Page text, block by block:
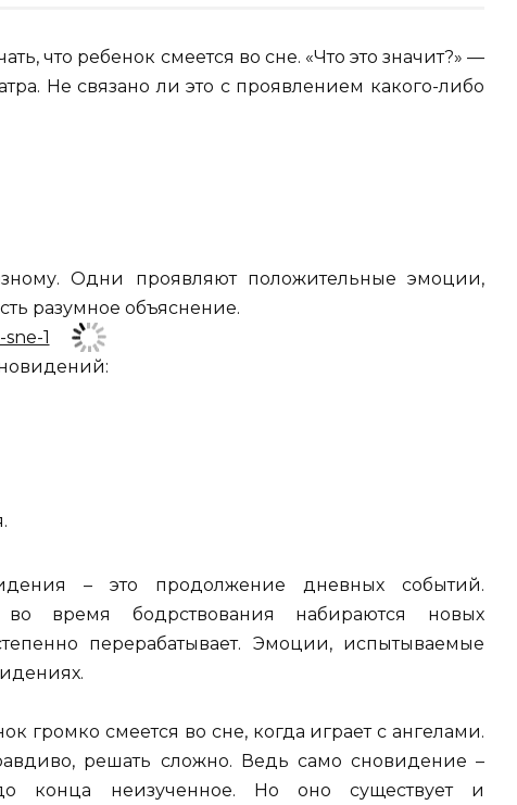
что ребенок смеется во сне. «Что это значит?» —
Не связано ли это с проявлением какого-либо
Одни проявляют положительные эмоции,
разумное объяснение.
– это продолжение дневных событий.
время бодрствования набираются новых
перерабатывает. Эмоции, испытываемые
громко смеется во сне, когда играет с ангелами.
решать сложно. Ведь само сновидение –
конца неизученное. Но оно существует и